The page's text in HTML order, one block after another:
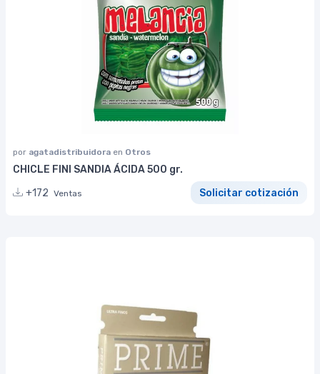
por agatadistribuidora en Otros
CHICLE FINI SANDIA ÁCIDA 500 gr.
+172 Ventas Solicitar cotización